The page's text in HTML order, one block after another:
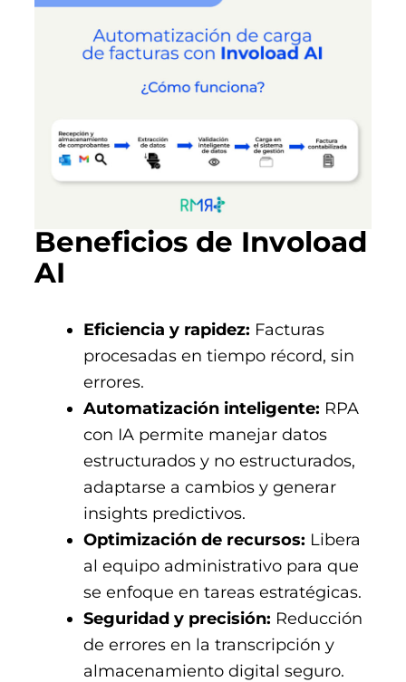
Beneficios de Invoload
AI
Eficiencia y rapidez: Facturas
procesadas en tiempo récord, sin
errores.
Automatización inteligente: RPA
con IA permite manejar datos
estructurados y no estructurados,
adaptarse a cambios y generar
insights predictivos.
Optimización de recursos: Libera
al equipo administrativo para que
se enfoque en tareas estratégicas.
Seguridad y precisión: Reducción
de errores en la transcripción y
almacenamiento digital seguro.